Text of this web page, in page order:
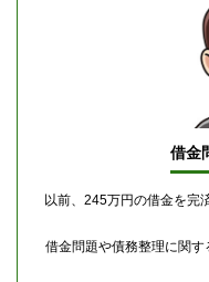
借金
以前、245万円の借金を完
借金問題や債務整理に関